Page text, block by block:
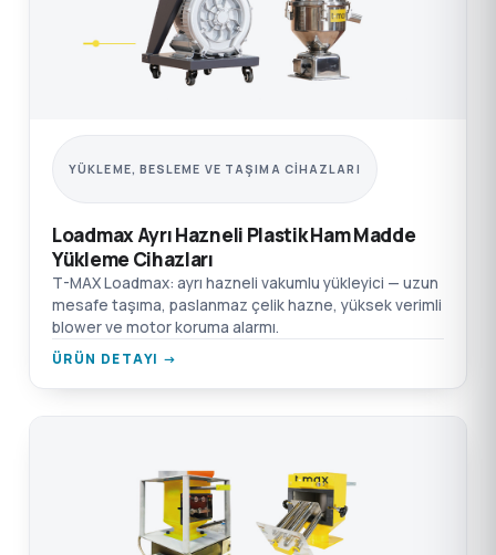
YÜKLEME, BESLEME VE TAŞIMA CIHAZLARI
Loadmax Ayrı Hazneli Plastik Ham Madde
Yükleme Cihazları
T-MAX Loadmax: ayrı hazneli vakumlu yükleyici — uzun
mesafe taşıma, paslanmaz çelik hazne, yüksek verimli
blower ve motor koruma alarmı.
ÜRÜN DETAYI →